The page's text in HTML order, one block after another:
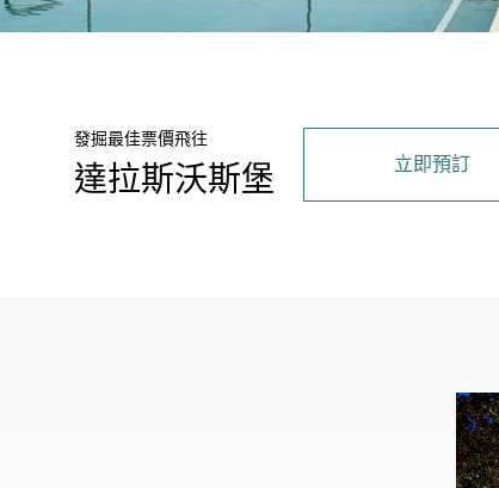
發掘最佳票價飛往
達拉斯沃斯堡 立即預訂